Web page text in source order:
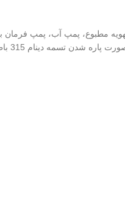
مطبوع، پمپ آب، پمپ فرمان
سیستم